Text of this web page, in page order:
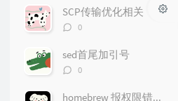
你旁边吗 厘小白
To Be Here Tom Rosenthal
叶蒨文
该学php
数：
SCP传输优化相关
评
数：
0
sed首尾加引号
评
数：
0
homebrew 报权限错误"Permission denied"问题